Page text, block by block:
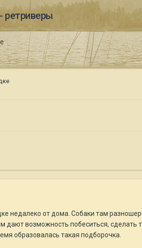
ретриверы
недалеко от дома. Собаки там
дают возможность побеситься,
образовалась такая подборочка.